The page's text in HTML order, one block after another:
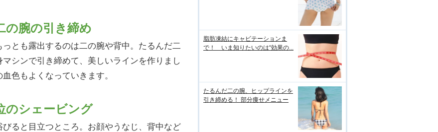
の腕の引き締め
とも露出するのは二の腕や背中。たるんだ二
シンで引き締めて、美しいラインを作りまし
色もよくなっていきます。
のシェービング
ると目立つところ。お顔やうなじ、背中など
脂肪凍結にキャビテーションま
で！ いま知りたいのは“効果の...
たるんだ二の腕、ヒップラインを
引き締める！ 部分痩せメニュー